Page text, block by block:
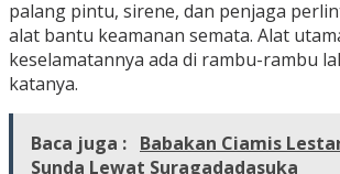
palang pintu, sirene, dan penjaga
alat bantu keamanan semata. Alat
keselamatannya ada di rambu-rambu
katanya.
Baca juga : Babakan Ciamis
Sunda Lewat Suragadadasuka